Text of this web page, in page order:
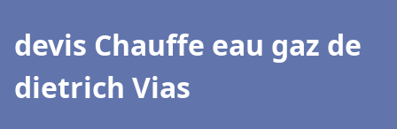
devis Chauffe eau gaz de
dietrich Vias